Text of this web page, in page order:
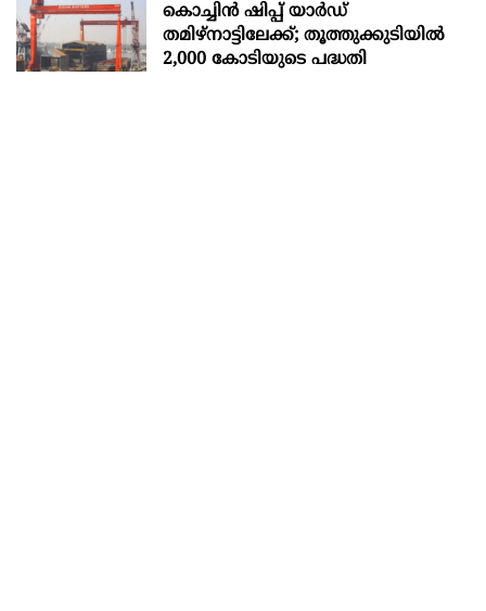
കൊച്ചിന്‍ ഷിപ്പ് യാർഡ്
തമിഴ്നാട്ടിലേക്ക്; തൂത്തുക്കുടിയിൽ
2,000 കോടിയുടെ പദ്ധതി